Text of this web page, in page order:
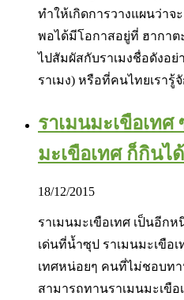
ทำให้เกิดการวางแผนว่าจ
พอได้มีโอกาสอยู่ที่ ฮากาต
ไปสัมผัสกับราเมงชื่อดังอย่า
ราเมง) หรือที่คนไทยเรา
ราเมนมะเขือเท
มะเขือเทศ ก็กินได้
18/12/2015
ราเมนมะเขือเทศ เป็นอีก
เด่นที่น้ำซุป ราเมนมะเขือ
เทศหน่อยๆ คนที่ไม่ชอบทา
สามารถทานราเมนมะเขื